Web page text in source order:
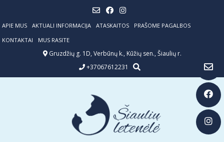
content
APIE MUS AKTUALI INFORMACIJA ATASKAITOS
PRAŠOME PAGALBOS
KONTAKTAI
MUS RASITE
Gruzdžių g. 1D, Verbūnų k., Kūžių sen., Šiaulių r.
+37067612231